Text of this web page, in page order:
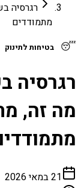
רגרסיה
מתמודדים
😴
בטיחות לתינוק
רגרסיה
מה זה,
21 במאי 2026